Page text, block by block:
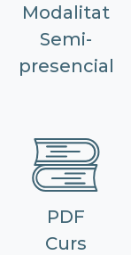
Modalitat
Semi-
presencial
PDF
Curs